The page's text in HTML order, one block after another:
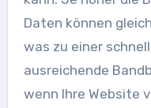
Daten können
was zu einer
ausreichende
wenn Ihre Website